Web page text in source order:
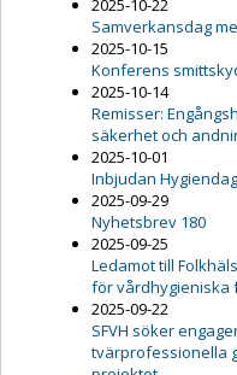
2025-10-22
Samverkansdag
2025-10-15
Konferens
2025-10-14
Remisser:
säkerhet och
2025-10-01
Inbjudan
2025-09-29
Nyhetsbrev 180
2025-09-25
Ledamot till
för vårdhygieniska
2025-09-22
SFVH söker
tvärprofessionella